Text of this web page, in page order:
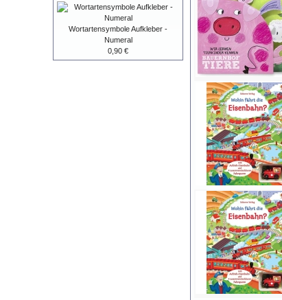
Wortartensymbole Aufkleber -
Numeral
0,90 €